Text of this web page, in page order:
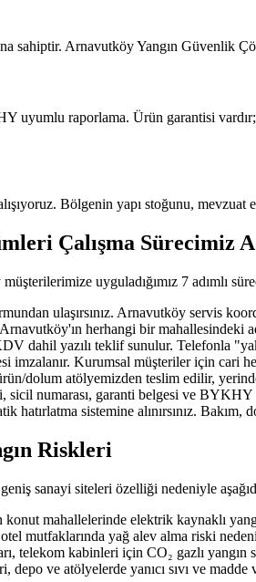
sahiptir. Arnavutköy Yangın Güvenlik
uyumlu raporlama. Ürün garantisi
Bölgenin yapı stoğunu,
Çalışma Sürecimiz
uyguladığımız 7 adımlı
ulaşırsınız. Arnavutköy servis
herhangi bir mahallesindeki
dahil yazılı teklif sunulur. Telefonla
imzalanır. Kurumsal müşteriler için cari
dolum atölyemizden teslim edilir,
sicil numarası, garanti belgesi ve
sistemine alınırsınız.
Riskleri
sanayi siteleri özelliği nedeniyle
mahallelerinde elektrik kaynaklı
mutfaklarında yağ alev alma riski
telekom kabinleri için CO₂ gazlı
ve atölyelerde yanıcı sıvı ve